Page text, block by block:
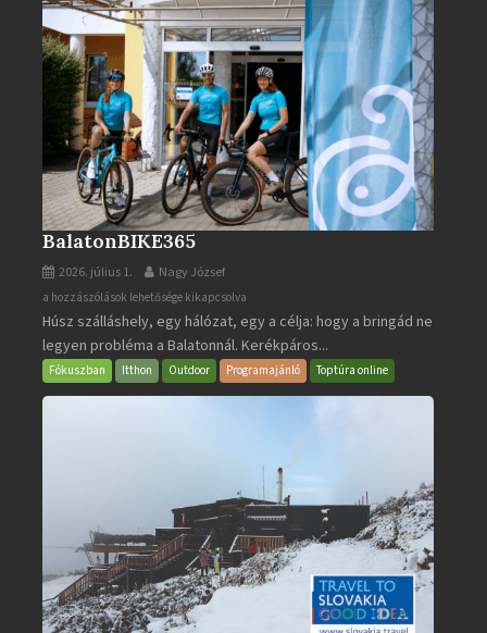
BalatonBIKE365
2026. július 1. Nagy József
BalatonBIKE365
bejegyzéshez
a hozzászólások lehetősége kikapcsolva
Húsz szálláshely, egy hálózat, egy a célja: hogy a bringád ne
legyen probléma a Balatonnál. Kerékpáros...
Fókuszban Itthon Outdoor Programajánló Toptúra online